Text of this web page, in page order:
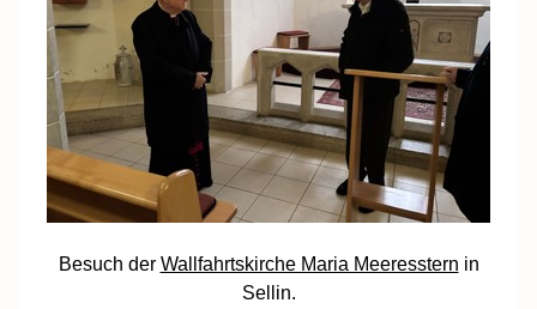
Besuch der Wallfahrtskirche Maria Meeresstern in
Sellin.